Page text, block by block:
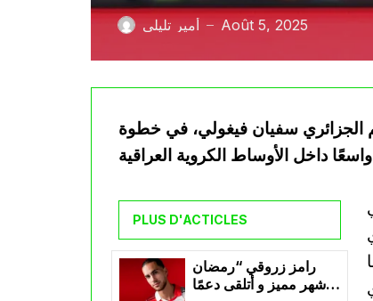
أمير تليلي — Août 5, 2025
الجزائري سفيان فيغولي، في خطوة
PLUS D'ACTICLES
رامز زروقي “رمضان
شهر مميز و أتلقى دعمًا